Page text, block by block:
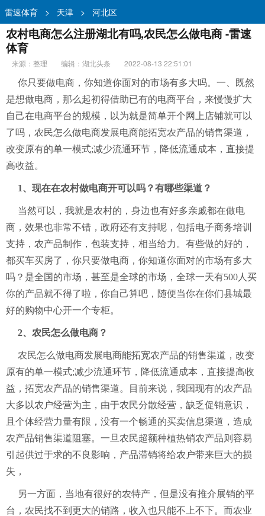
雷速体育 > 天津 > 河北区
农村电商怎么注册湖北有吗,农民怎么做电商 -雷速
体育
来源：整理 编辑：湖北头条
2022-08-13 22:51:01
你只要做电商，你知道你面对的市场有多大吗。一、既然
是想做电商，那么起初得借助已有的电商平台，来慢慢扩大
自己在电商平台的规模，以为就是简单开个网上店铺就可以
了吗，农民怎么做电商发展电商能拓宽农产品的销售渠道，
改变原有的单一模式;减少流通环节，降低流通成本，直接提
高收益。
1、现在在农村做电商开可以吗？有哪些渠道？
当然可以，我就是农村的，身边也有好多亲戚都在做电
商，效果也非常不错，政府还有支持呢，包括电子商务培训
支持，农产品制作，包装支持，相当给力。有些做的好的，
都买车买房了，你只要做电商，你知道你面对的市场有多大
吗？是全国的市场，甚至是全球的市场，全球一天有500人买
你的产品就不得了啦，你自己算吧，随便当你在你们县城最
好的购物中心开一个专柜。
2、农民怎么做电商？
农民怎么做电商发展电商能拓宽农产品的销售渠道，改变
原有的单一模式;减少流通环节，降低流通成本，直接提高收
益，拓宽农产品的销售渠道。目前来说，我国现有的农产品
大多以农户经营为主，由于农民分散经营，缺乏促销意识，
且个体经营力量有限，没有一个畅通的买卖信息渠道，造成
农产品销售渠道阻塞。一旦农民超额种植热销农产品则容易
引起供过于求的不良影响，产品滞销将给农户带来巨大的损
失，
另一方面，当地有很好的农特产，但是没有推介展销的平
台，农民找不到更大的销路，收入也只能不上不下。而农业